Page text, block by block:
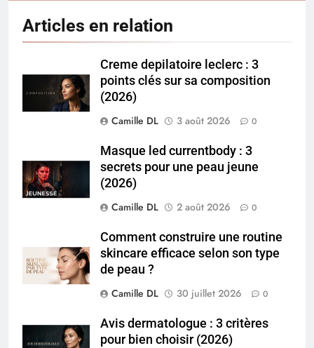
Articles en relation
Creme depilatoire leclerc : 3
points clés sur sa composition
(2026)
Camille DL
3 août 2026 0
Masque led currentbody : 3
secrets pour une peau jeune
(2026)
Camille DL
2 août 2026 0
Comment construire une routine
skincare efficace selon son type
de peau ?
Camille DL
30 juillet 2026 0
Avis dermatologue : 3 critères
pour bien choisir (2026)